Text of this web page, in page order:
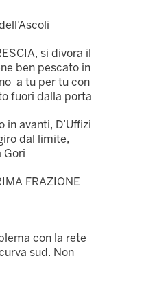
si divora il
ben pescato in
a tu per tu con
fuori dalla porta
in avanti, D’Uffizi
dal limite,
Gori
FRAZIONE
con la rete
sud. Non